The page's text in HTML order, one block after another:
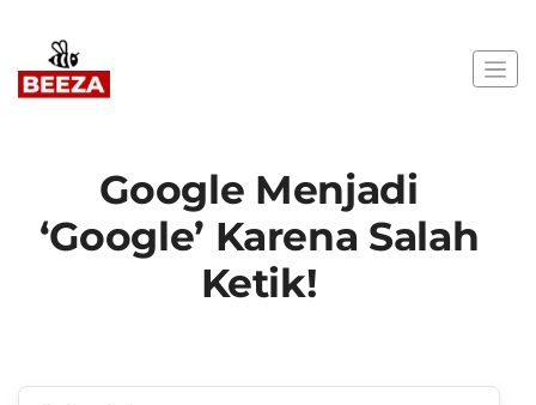
Google Menjadi
‘Google’ Karena Salah
Ketik!